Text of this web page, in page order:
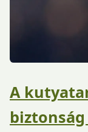
A